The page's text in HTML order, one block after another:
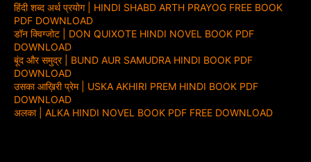
हिंदी शब्द अर्थ प्रयोग | HINDI SHABD ARTH PRAYOG FREE BOOK
PDF DOWNLOAD
डॉन क्विग्जोट | DON QUIXOTE HINDI NOVEL BOOK PDF
DOWNLOAD
बूंद और समुद्र | BUND AUR SAMUDRA HINDI BOOK PDF
DOWNLOAD
उसका आख़िरी प्रेम | USKA AKHIRI PREM HINDI BOOK PDF
DOWNLOAD
अलका | ALKA HINDI NOVEL BOOK PDF FREE DOWNLOAD